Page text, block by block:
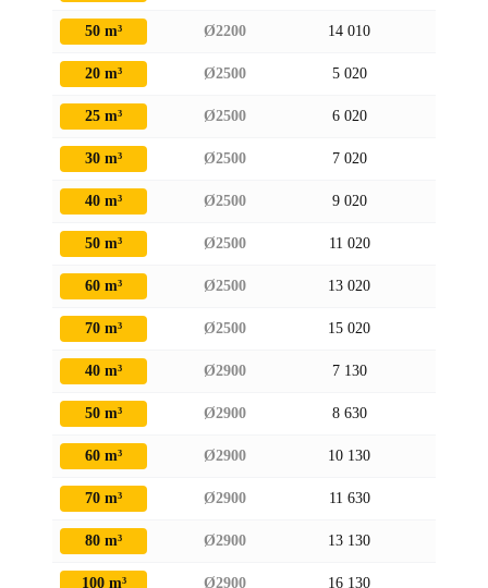
50 m³ Ø2200 14 010
20 m³ Ø2500 5 020
25 m³ Ø2500 6 020
30 m³ Ø2500 7 020
40 m³ Ø2500 9 020
50 m³ Ø2500 11 020
60 m³ Ø2500 13 020
70 m³ Ø2500 15 020
40 m³ Ø2900 7 130
50 m³ Ø2900 8 630
60 m³ Ø2900 10 130
70 m³ Ø2900 11 630
80 m³ Ø2900 13 130
100 m³ Ø2900 16 130